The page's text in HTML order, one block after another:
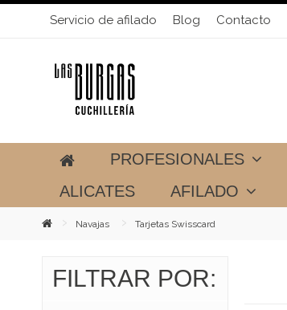
Servicio de afilado Blog Contacto
PROFESIONALES
ALICATES
AFILADO
Navajas Tarjetas Swisscard
FILTRAR POR: